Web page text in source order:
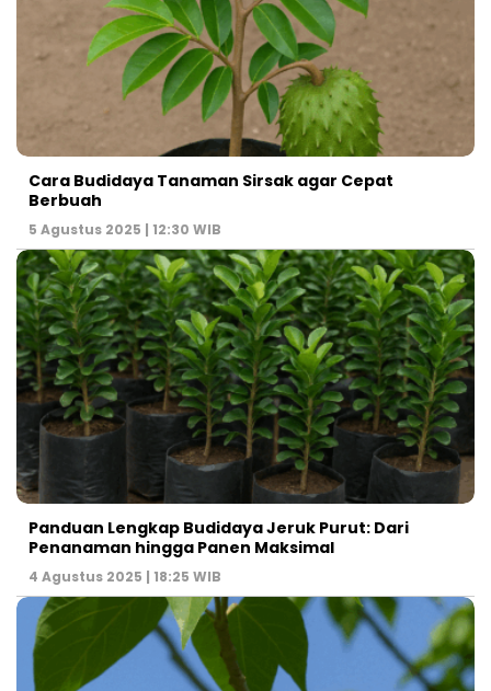
Cara Budidaya Tanaman Sirsak agar Cepat
Berbuah
5 Agustus 2025 | 12:30 WIB
Panduan Lengkap Budidaya Jeruk Purut: Dari
Penanaman hingga Panen Maksimal
4 Agustus 2025 | 18:25 WIB